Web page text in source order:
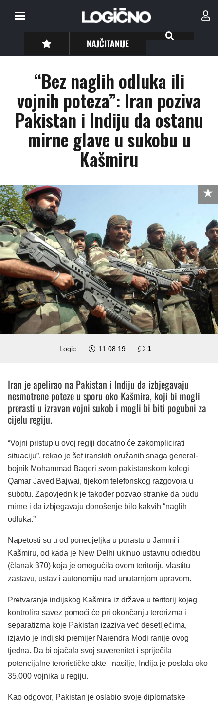
NAJČITANIJE
“Bez naglih odluka ili
vojnih poteza”: Iran poziva
Pakistan i Indiju da ostanu
mirne glave u sukobu u
Kašmiru
Logic 11.08.19 1
Iran je apelirao na Pakistan i Indiju da izbjegavaju
nesmotrene poteze u sporu oko Kašmira, koji bi mogli
prerasti u izravan vojni sukob i mogli bi biti pogubni za
cijelu regiju.
“Vojni pristup u ovoj regiji dodatno će zakomplicirati
situaciju”, rekao je šef iranskih oružanih snaga general-
bojnik Mohammad Baqeri svom pakistanskom kolegi
Qamar Javed Bajwai, tijekom telefonskog razgovora u
subotu. Zapovjednik je također pozvao stranke da budu
mirne i da izbjegavaju donošenje bilo kakvih “naglih
odluka.”
Napetosti su u od ponedjeljka u porastu u Jammi i
Kašmiru, od kada je New Delhi ukinuo ustavnu odredbu
(članak 370) koja je omogućila ovom teritoriju vlastitu
zastavu, ustav i autonomiju nad unutarnjom upravom.
Pretvaranje indijskog Kašmira iz države u teritorij kojeg
kontrolira savez pomoći će pri okončanju terorizma i
separatizma koje Pakistan izaziva već desetljećima,
izjavio je indijski premijer Narendra Modi ranije ovog
tjedna. Da bi ojačala svoj suverenitet i spriječila
potencijalne terorističke akte i nasilje, Indija je poslala oko
35.000 vojnika u regiju.
Kao odgovor, Pakistan je oslabio svoje diplomatske